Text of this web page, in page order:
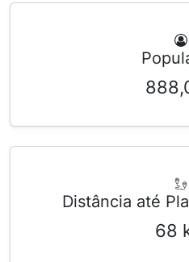
Distância até
68